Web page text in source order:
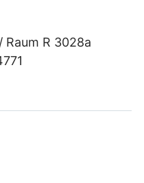
Raum R 3028a